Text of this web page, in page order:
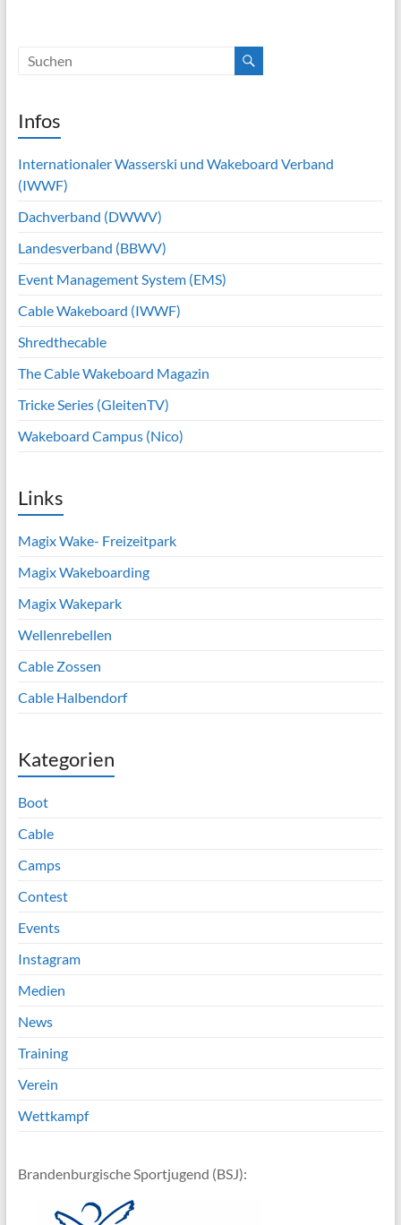
Infos
Internationaler Wasserski und Wakeboard Verband
(IWWF)
Dachverband (DWWV)
Landesverband (BBWV)
Event Management System (EMS)
Cable Wakeboard (IWWF)
Shredthecable
The Cable Wakeboard Magazin
Tricke Series (GleitenTV)
Wakeboard Campus (Nico)
Links
Magix Wake- Freizeitpark
Magix Wakeboarding
Magix Wakepark
Wellenrebellen
Cable Zossen
Cable Halbendorf
Kategorien
Boot
Cable
Camps
Contest
Events
Instagram
Medien
News
Training
Verein
Wettkampf
Brandenburgische Sportjugend (BSJ):